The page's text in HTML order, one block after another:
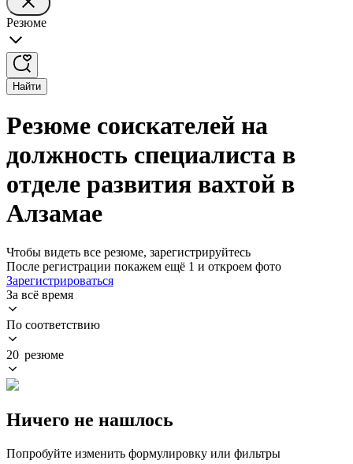
Резюме
Найти
Резюме соискателей на
должность специалиста в
отделе развития вахтой в
Алзамае
Чтобы видеть все резюме, зарегистрируйтесь
После регистрации покажем ещё 1 и откроем фото
Зарегистрироваться
За всё время
По соответствию
20 резюме
Ничего не нашлось
Попробуйте изменить формулировку или фильтры